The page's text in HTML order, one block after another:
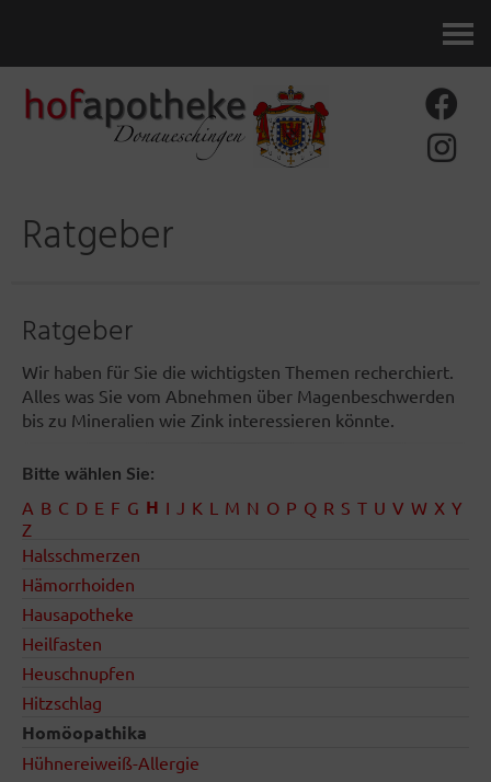
Ratgeber
Ratgeber
Wir haben für Sie die wichtigsten Themen recherchiert.
Alles was Sie vom Abnehmen über Magenbeschwerden
bis zu Mineralien wie Zink interessieren könnte.
Bitte wählen Sie:
A B C D E F G H I J K L M N O P Q R S T U V W X Y
Z
Halsschmerzen
Hämorrhoiden
Hausapotheke
Heilfasten
Heuschnupfen
Hitzschlag
Homöopathika
Hühnereiweiß-Allergie